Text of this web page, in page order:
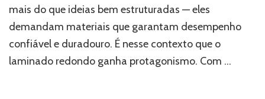
eficiência
estrutural
dos
projetos
mais do que ideias bem estruturadas — eles
demandam materiais que garantam desempenho
confiável e duradouro. É nesse contexto que o
laminado redondo ganha protagonismo. Com …